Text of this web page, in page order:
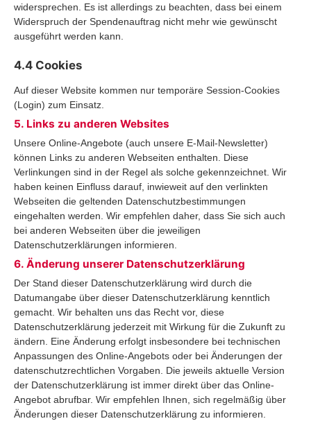
widersprechen. Es ist allerdings zu beachten, dass bei einem
Widerspruch der Spendenauftrag nicht mehr wie gewünscht
ausgeführt werden kann.
4.4 Cookies
Auf dieser Website kommen nur temporäre Session-Cookies
(Login) zum Einsatz.
5. Links zu anderen Websites
Unsere Online-Angebote (auch unsere E-Mail-Newsletter)
können Links zu anderen Webseiten enthalten. Diese
Verlinkungen sind in der Regel als solche gekennzeichnet. Wir
haben keinen Einfluss darauf, inwieweit auf den verlinkten
Webseiten die geltenden Datenschutzbestimmungen
eingehalten werden. Wir empfehlen daher, dass Sie sich auch
bei anderen Webseiten über die jeweiligen
Datenschutzerklärungen informieren.
6. Änderung unserer Datenschutzerklärung
Der Stand dieser Datenschutzerklärung wird durch die
Datumangabe über dieser Datenschutzerklärung kenntlich
gemacht. Wir behalten uns das Recht vor, diese
Datenschutzerklärung jederzeit mit Wirkung für die Zukunft zu
ändern. Eine Änderung erfolgt insbesondere bei technischen
Anpassungen des Online-Angebots oder bei Änderungen der
datenschutzrechtlichen Vorgaben. Die jeweils aktuelle Version
der Datenschutzerklärung ist immer direkt über das Online-
Angebot abrufbar. Wir empfehlen Ihnen, sich regelmäßig über
Änderungen dieser Datenschutzerklärung zu informieren.